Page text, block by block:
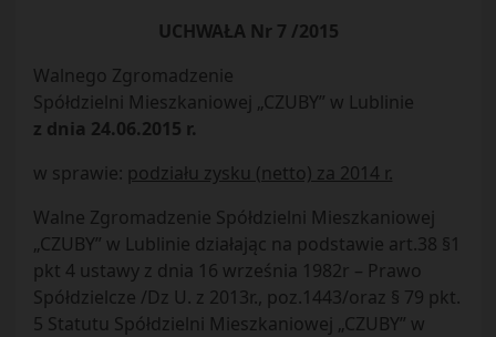
UCHWAŁA Nr 7 /2015
Walnego Zgromadzenie
Spółdzielni Mieszkaniowej „CZUBY” w Lublinie
z dnia 24.06.2015 r.
w sprawie: podziału zysku (netto) za 2014 r.
Walne Zgromadzenie Spółdzielni Mieszkaniowej
„CZUBY” w Lublinie działając na podstawie art.38 §1
pkt 4 ustawy z dnia 16 września 1982r – Prawo
Spółdzielcze /Dz U. z 2013r., poz.1443/oraz § 79 pkt.
5 Statutu Spółdzielni Mieszkaniowej „CZUBY” w